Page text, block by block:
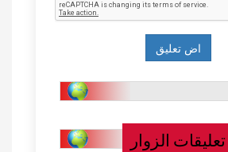
تعليقات الزوار